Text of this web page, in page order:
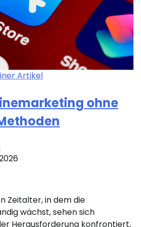
Artikel
ohne
Zeitalter, in dem die
wächst, sehen sich
Herausforderung konfrontiert,